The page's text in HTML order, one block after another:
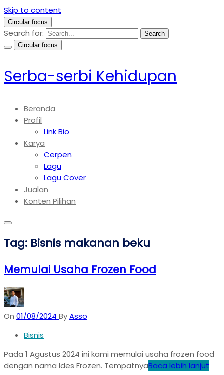
Skip to content
Circular focus
Search for:
Search
Circular focus
Serba-serbi Kehidupan
Beranda
Profil
Link Bio
Karya
Cerpen
Lagu
Lagu Cover
Jualan
Konten Pilihan
Tag: Bisnis makanan beku
Memulai Usaha Frozen Food
On 01/08/2024 ByAsso
Bisnis
Pada 1 Agustus 2024 ini kami memulai usaha frozen food
dengan nama Ides Frozen. TempatnyaBaca lebih lanjut